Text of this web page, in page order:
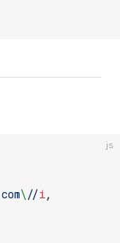
js
com\//i,